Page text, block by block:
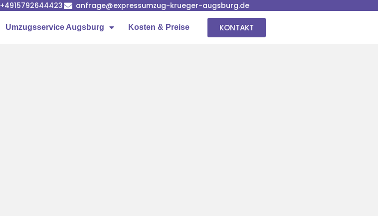
+4915792644423 anfrage@expressumzug-krueger-augsburg.de
Umzugsservice Augsburg Kosten & Preise KONTAKT